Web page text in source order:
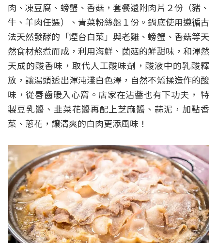
肉、凍豆腐、螃蟹、香菇，套餐還附肉片２份（豬、
牛、羊肉任選）、青菜粉絲盤１份。鍋底使用遵循古
法天然發酵的「煙台白菜」與老雞、螃蟹、香菇等天
然食材熬煮而成，利用海鮮、菌菇的鮮甜味，和渾然
天成的酸香味，取代人工酸味劑，酸液中的乳酸釋
放，讓湯頭透出渾沌淺白色澤，自然不矯揉造作的酸
味，從唇齒暖入心窩。店家在沾醬也有下功夫， 特
製豆乳醬、韭菜花醬再配上芝麻醬、蒜泥，加點香
菜、蔥花，讓清爽的白肉更添風味！